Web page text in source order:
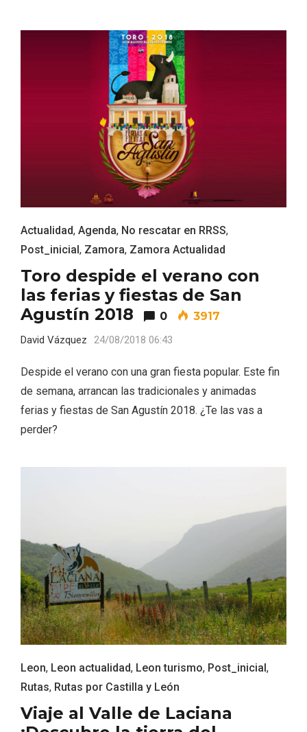
Actualidad, Agenda, No rescatar en RRSS,
Post_inicial , Zamora, Zamora Actualidad
Toro despide el verano con
las ferias y fiestas de San
Agustín 2018
0 3917
David Vázquez 24/08/2018 06:43
Despide el verano con una gran fiesta popular. Este fin
de semana, arrancan las tradicionales y animadas
ferias y fiestas de San Agustín 2018. ¿Te las vas a
perder?
Leon, Leon actualidad, Leon turismo, Post_inicial,
Rutas, Rutas por Castilla y León
Viaje al Valle de Laciana
de la Ruta del Vino de Rueda
IV Edición del Festival de Narración Oral,
Memoria, Tierra y Voz